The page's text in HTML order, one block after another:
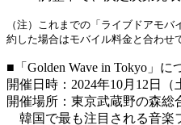
（注）これまでの「ライブドアモ
約した場合はモバイル料金と合わせ
■「Golden Wave in Tokyo」に
開催日時：2024年10月12日（
開催場所：東京武蔵野の森総
韓国で最も注目される音楽